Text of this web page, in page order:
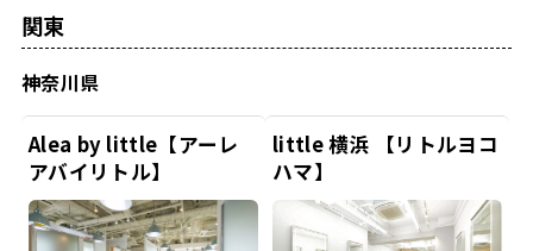
関東
神奈川県
Alea by little【アーレ
アバイリトル】
little 横浜 【リトルヨコ
ハマ】